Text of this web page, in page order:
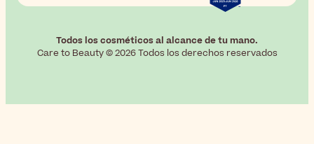
Todos los cosméticos al alcance de tu mano.
Care to Beauty © 2026 Todos los derechos reservados